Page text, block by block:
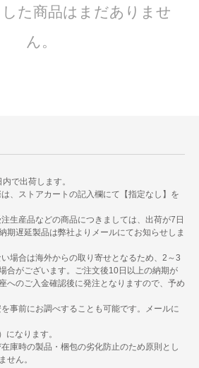
た商品はまだありませ
ん。
で出荷します。
、ストアカートの記入欄にて【指定なし】を
生産品などの商品につきましては、出荷が7日
期遅延製品は弊社よりメールにてお知らせしま
場合は海外からの取り寄せとなるため、2～3
合がございます。ご注文後10日以上の納期が
へのご入金確認後に発注となりますので、予め
事前にお調べすることも可能です。メールに
になります。
庫時の製品・梱包の劣化防止のため原則とし
せん。